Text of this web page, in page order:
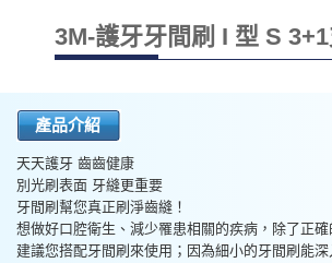
3M-護牙牙間刷 I 型 S
產品介紹
天天護牙 齒齒健康
別光刷表面 牙縫更重要
牙間刷幫您真正刷淨齒縫！
想做好口腔衛生、減少罹患相關的疾病，除了正確
建議您搭配牙間刷來使用；因為細小的牙間刷能深